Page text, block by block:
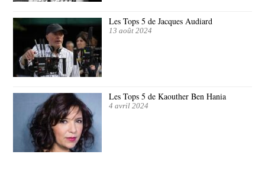
Les Tops 5 de Jacques Audiard
13 août 2024
Les Tops 5 de Kaouther Ben Hania
4 avril 2024